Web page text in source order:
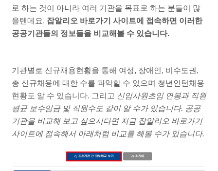
로 하는 것이 아니라 여러 기관을 목표로 하는 분들이 많
을텐데요. 잡알리오 바로가기 사이트에 접속하면 이러한
공공기관들의 정보들을 비교해볼 수 있습니다.
기관별로 신규채용현황을 통해 여성, 장애인, 비수도권,
총 신규채용에 대한 수를 파악할 수 있으며 청년인턴채용
현황도 알 수 있습니다. 그리고 신임사원초임 연봉과 직원
평균 보수임금 및 직원수도 같이 알 수가 있습니다. 공공
기관을 비교해 보고 싶으시다면 지금 잡알리오 바로가기
사이트에 접속해서 아래처럼 비교를 해볼 수가 있습니다.